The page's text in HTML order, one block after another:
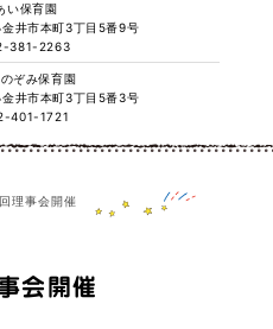
い保育園
井市本町3丁目5番9号
381-2263
ぞみ保育園
井市本町3丁目5番3号
401-1721
理事会開催
会開催